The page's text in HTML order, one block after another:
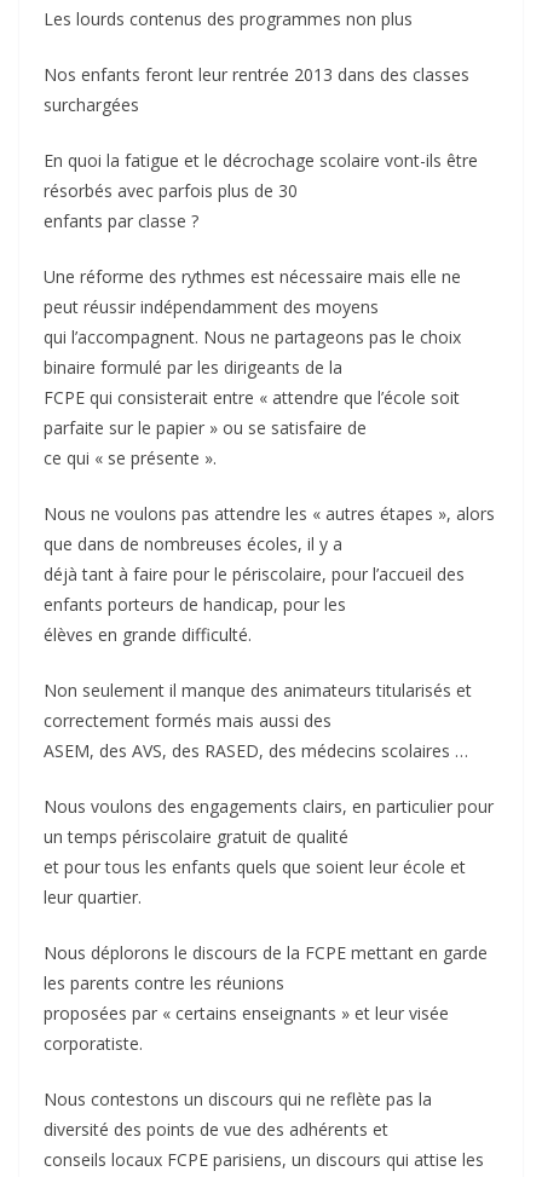
Les lourds contenus des programmes non plus
Nos enfants feront leur rentrée 2013 dans des classes
surchargées
En quoi la fatigue et le décrochage scolaire vont-ils être
résorbés avec parfois plus de 30
enfants par classe ?
Une réforme des rythmes est nécessaire mais elle ne
peut réussir indépendamment des moyens
qui l’accompagnent. Nous ne partageons pas le choix
binaire formulé par les dirigeants de la
FCPE qui consisterait entre « attendre que l’école soit
parfaite sur le papier » ou se satisfaire de
ce qui « se présente ».
Nous ne voulons pas attendre les « autres étapes », alors
que dans de nombreuses écoles, il y a
déjà tant à faire pour le périscolaire, pour l’accueil des
enfants porteurs de handicap, pour les
élèves en grande difficulté.
Non seulement il manque des animateurs titularisés et
correctement formés mais aussi des
ASEM, des AVS, des RASED, des médecins scolaires …
Nous voulons des engagements clairs, en particulier pour
un temps périscolaire gratuit de qualité
et pour tous les enfants quels que soient leur école et
leur quartier.
Nous déplorons le discours de la FCPE mettant en garde
les parents contre les réunions
proposées par « certains enseignants » et leur visée
corporatiste.
Nous contestons un discours qui ne reflète pas la
diversité des points de vue des adhérents et
conseils locaux FCPE parisiens, un discours qui attise les